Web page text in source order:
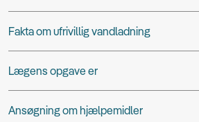
Fakta om ufrivillig vandladning
Lægens opgave er
Ansøgning om hjælpemidler